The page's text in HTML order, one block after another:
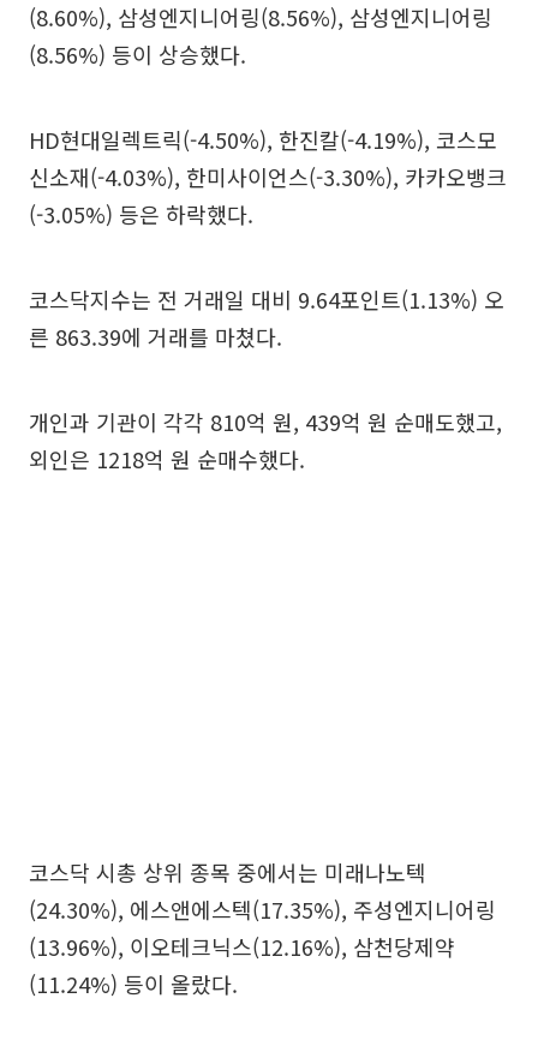
(8.60%), 삼성엔지니어링(8.56%), 삼성엔지니어링
(8.56%) 등이 상승했다.
HD현대일렉트릭(-4.50%), 한진칼(-4.19%), 코스모
신소재(-4.03%), 한미사이언스(-3.30%), 카카오뱅크
(-3.05%) 등은 하락했다.
코스닥지수는 전 거래일 대비 9.64포인트(1.13%) 오
른 863.39에 거래를 마쳤다.
개인과 기관이 각각 810억 원, 439억 원 순매도했고,
외인은 1218억 원 순매수했다.
코스닥 시총 상위 종목 중에서는 미래나노텍
(24.30%), 에스앤에스텍(17.35%), 주성엔지니어링
(13.96%), 이오테크닉스(12.16%), 삼천당제약
(11.24%) 등이 올랐다.